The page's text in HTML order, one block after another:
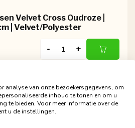
Velvet Cross Oudroze |
| Velvet/Polyester
- +
Velvet Cross Lichtroze |
| Velvet/Polyester
analyse van onze bezoekersgegevens, om
inhoud te tonen en om u
te bieden. Voor meer informatie over de
u de instellingen.